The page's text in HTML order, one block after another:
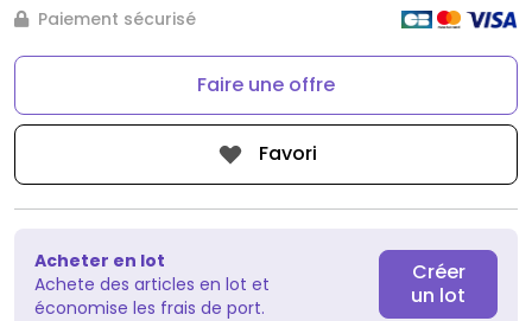
Paiement sécurisé
Faire une offre
Favori
Acheter en lot
Achete des articles en lot et
économise les frais de port.
Créer
un lot